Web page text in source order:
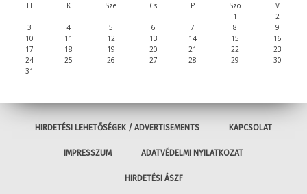
H K Sze Cs P Szo
V
1
2
3
4 5 6 7 8
9
10
11 12 13 14 15
16
17
18 19 20 21 22
23
24
25 26 27 28 29
30
31
HIRDETÉSI LEHETŐSÉGEK / ADVERTISEMENTS KAPCSOLAT
IMPRESSZUM ADATVÉDELMI NYILATKOZAT
HIRDETÉSI ÁSZF